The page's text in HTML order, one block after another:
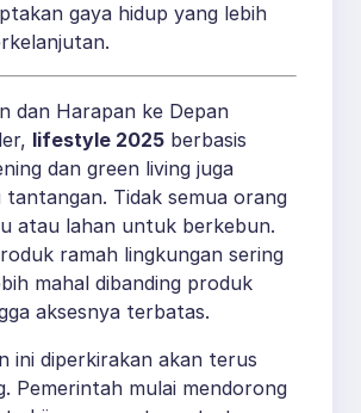
gaya hidup yang lebih
dan Harapan ke Depan
lifestyle 2025 berbasis
dan green living juga
tantangan. Tidak semua orang
atau lahan untuk berkebun.
ramah lingkungan sering
mahal dibanding produk
aksesnya terbatas.
ini diperkirakan akan terus
Pemerintah mulai mendorong